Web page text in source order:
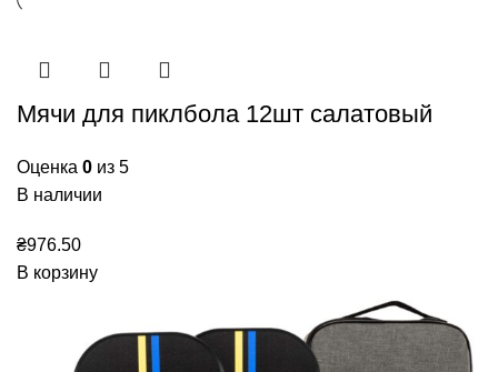
Мячи для пиклбола 12шт салатовый
Оценка 0 из 5
В наличии
₴976.50
В корзину